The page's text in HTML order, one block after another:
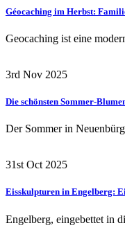
Géocaching im Herbst:
Geocaching ist eine
3rd Nov 2025
Die schönsten Sommer-
Der Sommer in
31st Oct 2025
Eisskulpturen in Engelberg:
Engelberg, eingebettet in